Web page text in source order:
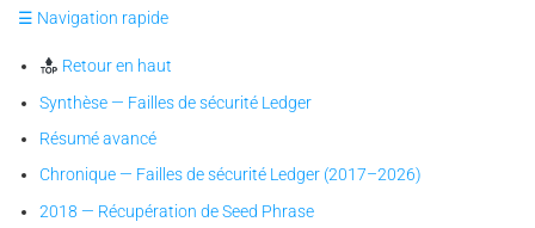
☰ Navigation rapide
Retour en haut
Synthèse — Failles de sécurité Ledger
Résumé avancé
Chronique — Failles de sécurité Ledger (2017–2026)
2018 — Récupération de Seed Phrase